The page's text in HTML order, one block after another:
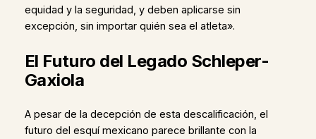
equidad y la seguridad, y deben aplicarse sin
excepción, sin importar quién sea el atleta».
El Futuro del Legado Schleper-
Gaxiola
A pesar de la decepción de esta descalificación, el
futuro del esquí mexicano parece brillante con la